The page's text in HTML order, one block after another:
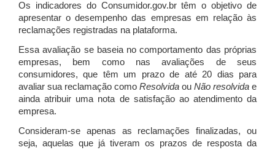
Os indicadores do Consumidor.gov.br têm o objetivo de
apresentar o desempenho das empresas em relação às
reclamações registradas na plataforma.
Essa avaliação se baseia no comportamento das próprias
empresas, bem como nas avaliações de seus
consumidores, que têm um prazo de até 20 dias para
avaliar sua reclamação como Resolvida ou Não resolvida e
ainda atribuir uma nota de satisfação ao atendimento da
empresa.
Consideram-se apenas as reclamações finalizadas, ou
seja, aquelas que já tiveram os prazos de resposta da